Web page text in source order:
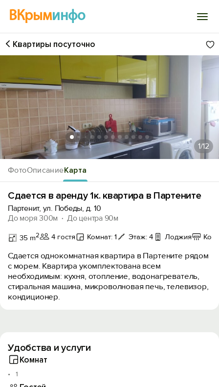
ВКрыминфо
Войти
Избранное
История просмотра
Добавить свой объект
ФотоОписаниеКарта
Квартиры посуточно
1/12
Сдается в аренду 1к. квартира в Партените
Партенит, ул. Победы, д. 10
До моря 300м
До центра 90м
35 m2 4 гостя Комнат: 1 Этаж: 4 Лоджия
Сдается однокомнатная квартира в Партените рядом
с морем. Квартира укомплектована всем
необходимым: кухня, отопление, водонагреватель,
стиральная машина, микроволновая печь, телевизор,
кондиционер.
Удобства и услуги
Комнат
1